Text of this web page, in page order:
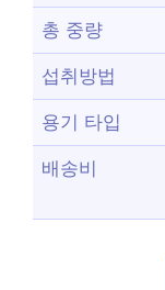
총 중량
섭취방법
용기 타입
배송비